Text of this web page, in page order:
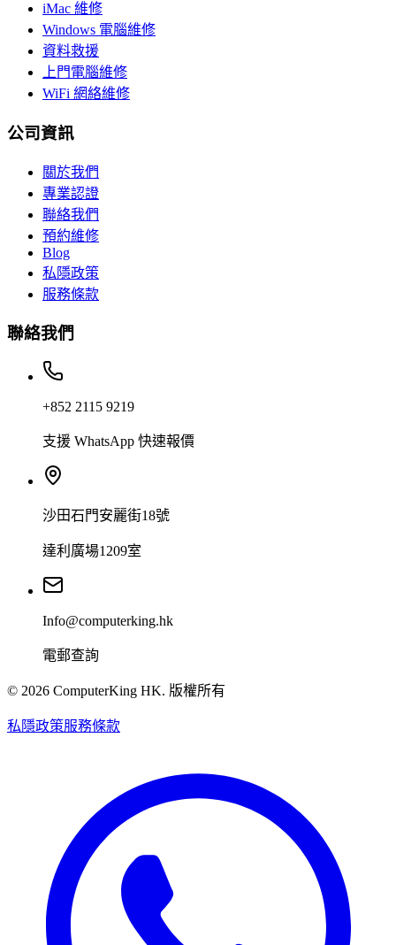
iMac 維修
Windows 電腦維修
資料救援
上門電腦維修
WiFi 網絡維修
公司資訊
關於我們
專業認證
聯絡我們
預約維修
Blog
私隱政策
服務條款
聯絡我們
+852 2115 9219
支援 WhatsApp 快速報價
沙田石門安麗街18號
達利廣場1209室
Info@computerking.hk
電郵查詢
© 2026 ComputerKing HK. 版權所有
私隱政策服務條款